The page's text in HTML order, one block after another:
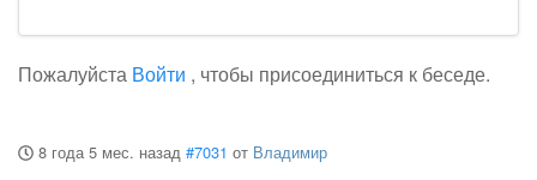
Пожалуйста Войти , чтобы присоединиться к беседе.
8 года 5 мес. назад #7031 от Владимир